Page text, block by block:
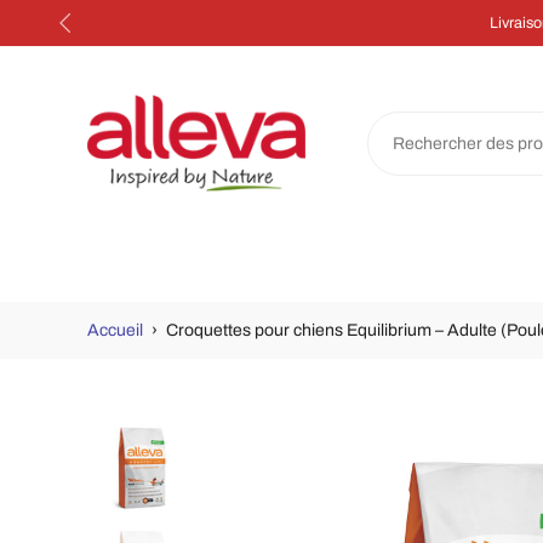
Aller
Accueil › Croquettes pour chiens Equilibrium – Adulte
Passer
aux
informations